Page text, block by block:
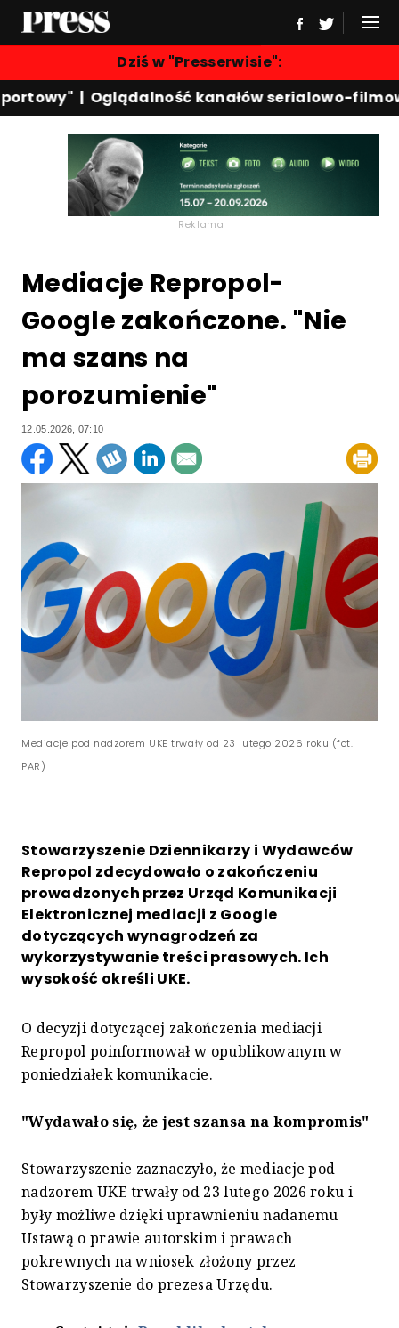
Dziś w "Presserwisie":
|Oglądalność kanałów serialowo-
Reklama
Mediacje Repropol-
Google zakończone. "Nie
ma szans na
porozumienie"
12.05.2026, 07:10
Mediacje pod nadzorem UKE trwały od 23 lutego 2026 roku (fot.
PAR)
Stowarzyszenie Dziennikarzy i Wydawców
Repropol zdecydowało o zakończeniu
prowadzonych przez Urząd Komunikacji
Elektronicznej mediacji z Google
dotyczących wynagrodzeń za
wykorzystywanie treści prasowych. Ich
wysokość określi UKE.
O decyzji dotyczącej zakończenia mediacji
Repropol poinformował w opublikowanym w
poniedziałek komunikacie.
"Wydawało się, że jest szansa na kompromis"
Stowarzyszenie zaznaczyło, że mediacje pod
nadzorem UKE trwały od 23 lutego 2026 roku i
były możliwe dzięki uprawnieniu nadanemu
Ustawą o prawie autorskim i prawach
pokrewnych na wniosek złożony przez
Stowarzyszenie do prezesa Urzędu.